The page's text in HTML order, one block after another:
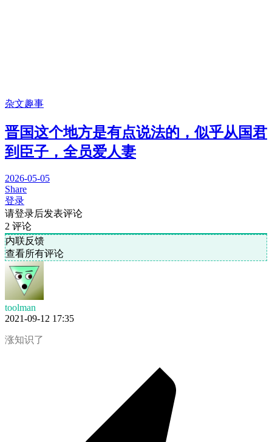
杂文趣事
晋国这个地方是有点说法的，似乎从国君
到臣子，全员爱人妻
2026-05-05
Share
登录
请登录后发表评论
2 评论
内联反馈
查看所有评论
toolman
2021-09-12 17:35
涨知识了